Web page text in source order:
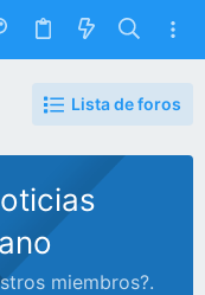
Lista de foros
miembros?.